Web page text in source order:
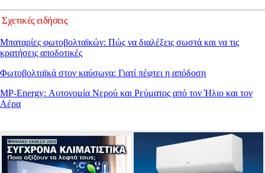
Σχετικές ειδήσεις
Μπαταρίες φωτοβολταϊκών: Πώς να διαλέξεις σωστά και να τις
κρατήσεις αποδοτικές
Φωτοβολταϊκά στον καύσωνα: Γιατί πέφτει η απόδοση
MP-Energy: Αυτονομία Νερού και Ρεύματος από τον Ήλιο και τον
Αέρα